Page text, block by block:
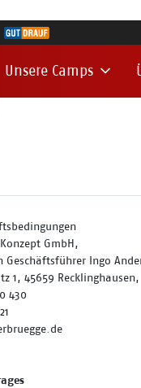
Unsere Camps
GmbH,
Geschäftsführer Ingo
1, 45659 Recklinghausen,
430